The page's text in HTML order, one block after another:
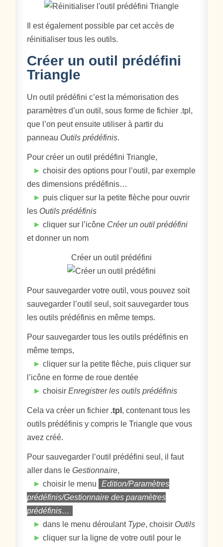
Il est également possible par cet accès de
réinitialiser tous les outils.
Créer un outil prédéfini
Triangle
Un outil prédéfini c’est la mémorisation des
paramètres d’un outil, sous forme de fichier .tpl,
que l’on peut ensuite utiliser à partir du
panneau Outils prédéfinis.
Pour créer un outil prédéfini Triangle,
► choisir des options pour l’outil, par exemple
des dimensions prédéfinis…
► puis cliquer sur la petite flèche pour ouvrir
les Outils prédéfinis
► cliquer sur l’icône Créer un outil prédéfini
et donner un nom
Créer un outil prédéfini
Pour sauvegarder votre outil, vous pouvez soit
sauvegarder l’outil seul, soit sauvegarder tous
les outils prédéfinis en même temps.
Pour sauvegarder tous les outils prédéfinis en
même temps,
► cliquer sur la petite flèche, puis cliquer sur
l’icône en forme de roue dentée
► choisirEnregistrer les outils prédéfinis
Cela va créer un fichier .tpl , contenant tous les
outils prédéfinis y compris le Triangle que vous
avez créé.
Pour sauvegarder l’outil prédéfini seul, il faut
aller dans leGestionnaire,
► choisir le menu
Edition/Paramètres
prédéfinis/Gestionnaire des paramètres
prédéfinis…
► dans le menu déroulant Type, choisir Outils
► cliquer sur la ligne de votre outil pour le